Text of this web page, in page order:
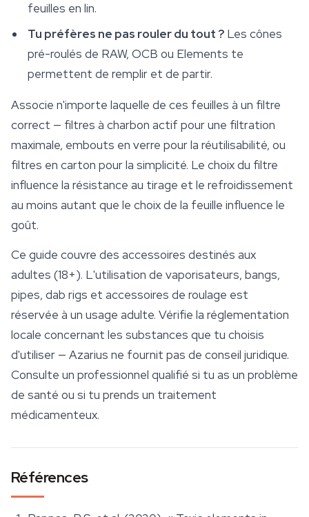
feuilles en lin.
Tu préfères ne pas rouler du tout ? Les cônes
pré-roulés de RAW, OCB ou Elements te
permettent de remplir et de partir.
Associe n'importe laquelle de ces feuilles à un filtre
correct — filtres à charbon actif pour une filtration
maximale, embouts en verre pour la réutilisabilité, ou
filtres en carton pour la simplicité. Le choix du filtre
influence la résistance au tirage et le refroidissement
au moins autant que le choix de la feuille influence le
goût.
Ce guide couvre des accessoires destinés aux
adultes (18+). L'utilisation de vaporisateurs, bangs,
pipes, dab rigs et accessoires de roulage est
réservée à un usage adulte. Vérifie la réglementation
locale concernant les substances que tu choisis
d'utiliser — Azarius ne fournit pas de conseil juridique.
Consulte un professionnel qualifié si tu as un problème
de santé ou si tu prends un traitement
médicamenteux.
Références